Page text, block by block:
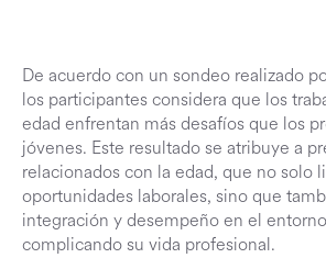
De acuerdo con un sondeo realizado
los participantes considera que los
edad enfrentan más desafíos que los
jóvenes. Este resultado se atribuye a
relacionados con la edad, que no solo
oportunidades laborales, sino que
integración y desempeño en el
complicando su vida profesional.